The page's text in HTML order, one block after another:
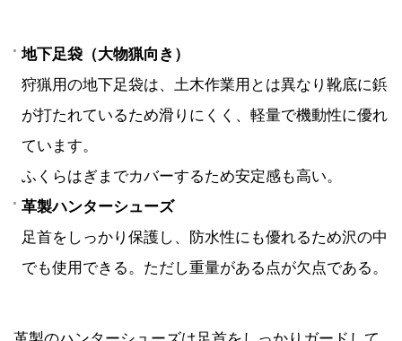
地下足袋（大物猟向き）
狩猟用の地下足袋は、土木作業用とは異なり靴底に鋲
が打たれているため滑りにくく、軽量で機動性に優れ
ています。
ふくらはぎまでカバーするため安定感も高い。
革製ハンターシューズ
足首をしっかり保護し、防水性にも優れるため沢の中
でも使用できる。ただし重量がある点が欠点である。